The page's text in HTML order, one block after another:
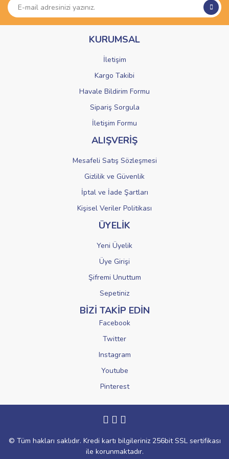
Ürün açıklamasında eksik bilgiler bulunuyor.
Ürün bilgilerinde hatalar bulunuyor.
Ürün fiyatı diğer sitelerden daha pahalı.
Gönder
KURUMSAL
İletişim
Kargo Takibi
Havale Bildirim Formu
Sipariş Sorgula
İletişim Formu
ALIŞVERİŞ
Mesafeli Satış Sözleşmesi
Gizlilik ve Güvenlik
İptal ve İade Şartları
Kişisel Veriler Politikası
ÜYELİK
Yeni Üyelik
Üye Girişi
Şifremi Unuttum
Sepetiniz
BİZİ TAKİP EDİN
Facebook
Twitter
Instagram
Youtube
Pinterest
© Tüm hakları saklıdır. Kredi kartı bilgileriniz 256bit SSL sertifikası
ile korunmaktadır.